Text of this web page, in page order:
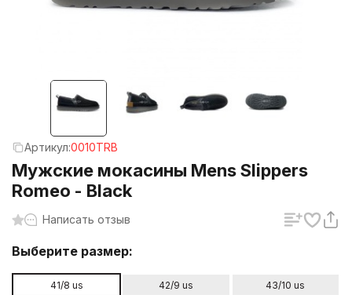
Артикул:0010TRB
Мужские мокасины Mens Slippers
Romeo - Black
Написать отзыв
Выберите размер:
41/8 us 42/9 us
43/10 us